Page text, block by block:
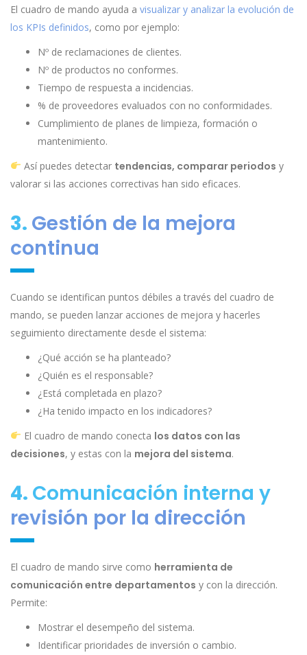
El cuadro de mando ayuda a visualizar y analizar la evolución de
los KPIs definidos, como por ejemplo:
Nº de reclamaciones de clientes.
Nº de productos no conformes.
Tiempo de respuesta a incidencias.
% de proveedores evaluados con no conformidades.
Cumplimiento de planes de limpieza, formación o
mantenimiento.
Así puedes detectar tendencias, comparar periodos y
valorar si las acciones correctivas han sido eficaces.
3. Gestión de la mejora
continua
Cuando se identifican puntos débiles a través del cuadro de
mando, se pueden lanzar acciones de mejora y hacerles
seguimiento directamente desde el sistema:
¿Qué acción se ha planteado?
¿Quién es el responsable?
¿Está completada en plazo?
¿Ha tenido impacto en los indicadores?
El cuadro de mando conecta los datos con las
decisiones, y estas con la mejora del sistema.
4. Comunicación interna y
revisión por la dirección
El cuadro de mando sirve como herramienta de
comunicación entre departamentos y con la dirección.
Permite:
Mostrar el desempeño del sistema.
Identificar prioridades de inversión o cambio.